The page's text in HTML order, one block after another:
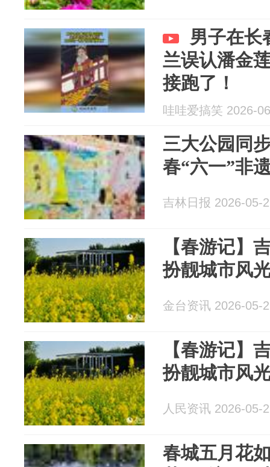
男子在长
兰误认潘金
接跑了！
哇哇爱搞笑 2026-
三大公园同
春“六一”非
吉林日报 2026-05-
【春游记】
扮靓城市风
金台资讯 2026-05-
【春游记】
扮靓城市风
人民资讯 2026-05-
春城五月花